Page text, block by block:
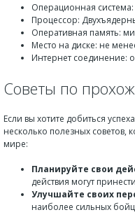
Операционная
Процессор:
Оперативная память:
Место на диске: не
Интернет соединение:
Советы по
Если вы хотите добиться
несколько полезных советов,
мире:
Планируйте свои
действия могут
Улучшайте своих
наиболее сильных